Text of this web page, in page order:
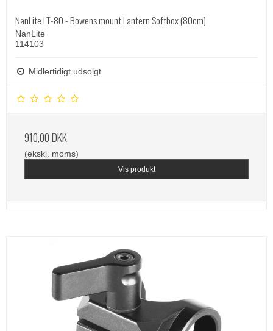
NanLite LT-80 - Bowens mount Lantern Softbox (80cm)
NanLite
114103
Midlertidigt udsolgt
910,00 DKK
(ekskl. moms)
Vis produkt